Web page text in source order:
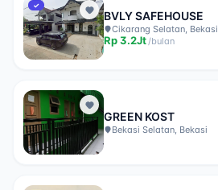
✓
BVLY SAFEHOUSE
Cikarang Selatan, Bekasi
Rp3.2Jt/bulan
GREEN KOST
Bekasi Selatan, Bekasi